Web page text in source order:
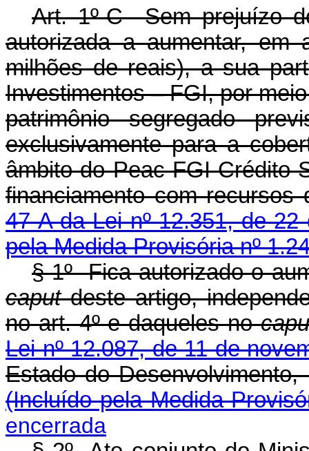
Art. 1º-C Sem prejuízo
autorizada a aumentar, em
milhões de reais), a sua
Investimentos – FGI, por
patrimônio segregado
exclusivamente para a
âmbito do Peac-FGI Crédito
financiamento com
47-A da Lei nº 12.351, de
pela Medida Provisória nº
§ 1º Fica autorizado o
caputdeste artigo,
no art. 4º e daqueles no
Lei nº 12.087, de 11 de
Estado do
(Incluído pela Medida
encerrada